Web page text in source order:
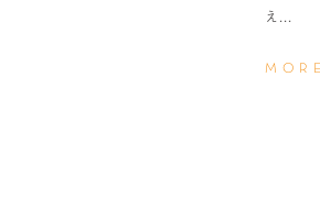
え...
MORE